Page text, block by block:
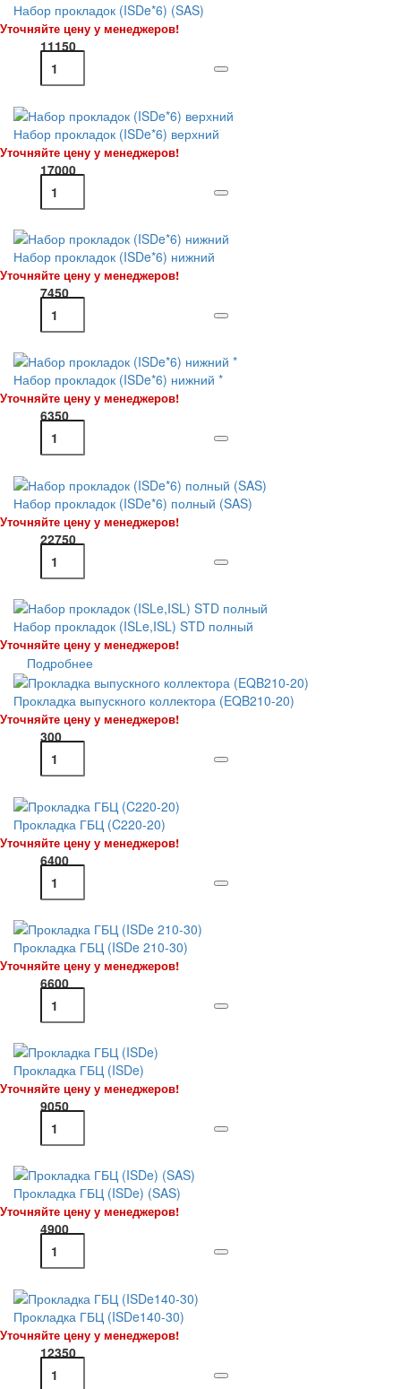
Набор прокладок (ISDe*6) (SAS)
Уточняйте цену у менеджеров!
11150
Набор прокладок (ISDe*6) верхний
Уточняйте цену у менеджеров!
17000
Набор прокладок (ISDe*6) нижний
Уточняйте цену у менеджеров!
7450
Набор прокладок (ISDe*6) нижний *
Уточняйте цену у менеджеров!
6350
Набор прокладок (ISDe*6) полный (SAS)
Уточняйте цену у менеджеров!
22750
Набор прокладок (ISLe,ISL) STD полный
Уточняйте цену у менеджеров!
Подробнее
Прокладка выпускного коллектора (EQB210-20)
Уточняйте цену у менеджеров!
300
Прокладка ГБЦ (C220-20)
Уточняйте цену у менеджеров!
6400
Прокладка ГБЦ (ISDe 210-30)
Уточняйте цену у менеджеров!
6600
Прокладка ГБЦ (ISDe)
Уточняйте цену у менеджеров!
9050
Прокладка ГБЦ (ISDe) (SAS)
Уточняйте цену у менеджеров!
4900
Прокладка ГБЦ (ISDe140-30)
Уточняйте цену у менеджеров!
12350